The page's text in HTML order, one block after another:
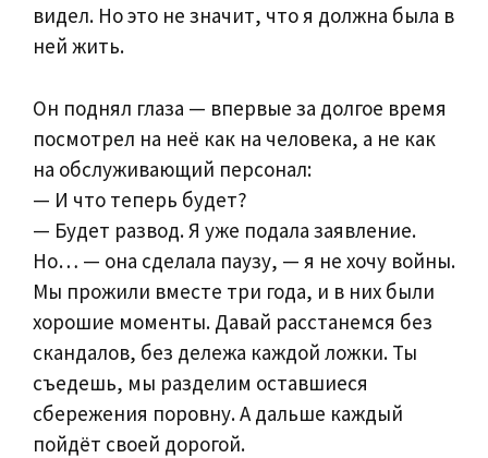
видел. Но это не значит, что я должна была в
ней жить.
Он поднял глаза — впервые за долгое время
посмотрел на неё как на человека, а не как
на обслуживающий персонал:
— И что теперь будет?
— Будет развод. Я уже подала заявление.
Но… — она сделала паузу, — я не хочу войны.
Мы прожили вместе три года, и в них были
хорошие моменты. Давай расстанемся без
скандалов, без дележа каждой ложки. Ты
съедешь, мы разделим оставшиеся
сбережения поровну. А дальше каждый
пойдёт своей дорогой.